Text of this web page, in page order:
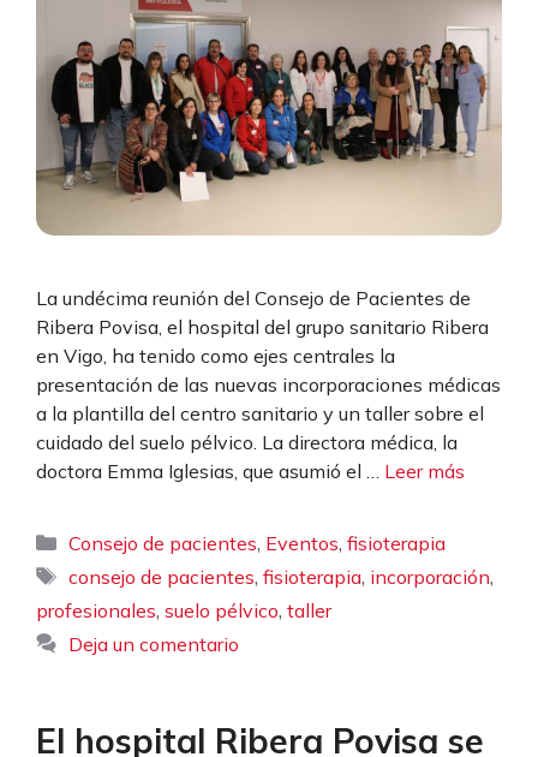
La undécima reunión del Consejo de Pacientes de
Ribera Povisa, el hospital del grupo sanitario Ribera
en Vigo, ha tenido como ejes centrales la
presentación de las nuevas incorporaciones médicas
a la plantilla del centro sanitario y un taller sobre el
cuidado del suelo pélvico. La directora médica, la
doctora Emma Iglesias, que asumió el … Leer más
Categorías
Consejo de pacientes, Eventos,fisioterapia
Etiquetas
consejo de pacientes,fisioterapia, incorporación,
profesionales, suelo pélvico, taller
Deja un comentario
El hospital Ribera Povisa se